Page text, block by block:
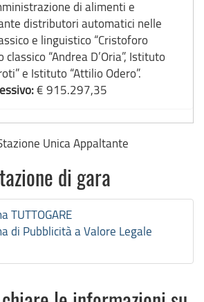
di alimenti e
distributori automatici nelle
e linguistico “Cristoforo
classico “Andrea D’Oria”, Istituto
e Istituto “Attilio Odero”.
€ 915.297,35
Unica Appaltante
di gara
TUTTOGARE
di Pubblicità a Valore Legale